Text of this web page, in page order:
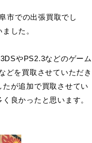
市での出張買取でし
した。
やPS2.3などのゲーム
どを買取させていただき
が追加で買取させてい
良かったと思います。